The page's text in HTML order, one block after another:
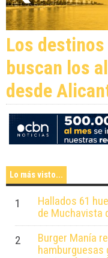
Los
buscan los
desde
Lo más visto...
1
Hallados 61
de Muchavista
2
Burger Manía
hamburguesas